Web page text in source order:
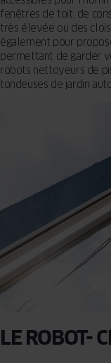
fenêtres de toit, de
très élevée ou des
également pour
permettant de garder
robots nettoyeurs de
tondeuses de jardin
LE ROBOT-